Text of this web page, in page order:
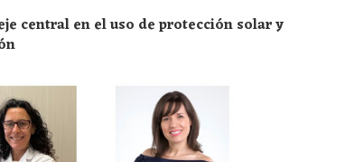
central en el uso de protección solar y